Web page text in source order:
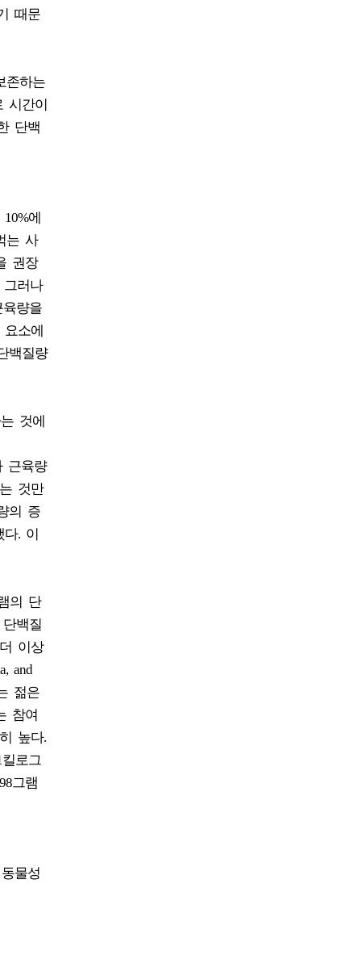
때문
존하는
시간이
단백
에
는 사
권장
러나
량을
소에
백질량
것에
근육량
것만
의 증
. 이
의 단
백질
이상
and
젊은
참여
높다.
로그
그램
물성